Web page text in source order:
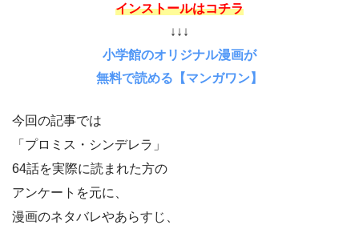
インストールはコチラ
↓↓↓
小学館のオリジナル漫画が
無料で読める【マンガワン】
今回の記事では
「プロミス・シンデレラ」
64話を実際に読まれた方の
アンケートを元に、
漫画のネタバレやあらすじ、